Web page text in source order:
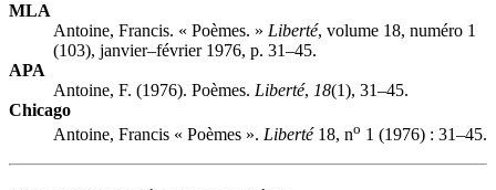
MLA
Antoine, Francis. « Poèmes. » Liberté, volume 18, numéro 1
(103), janvier–février 1976, p. 31–45.
APA
Antoine, F. (1976). Poèmes. Liberté, 18(1), 31–45.
Chicago
Antoine, Francis « Poèmes ». Liberté 18, no 1 (1976) : 31–45.